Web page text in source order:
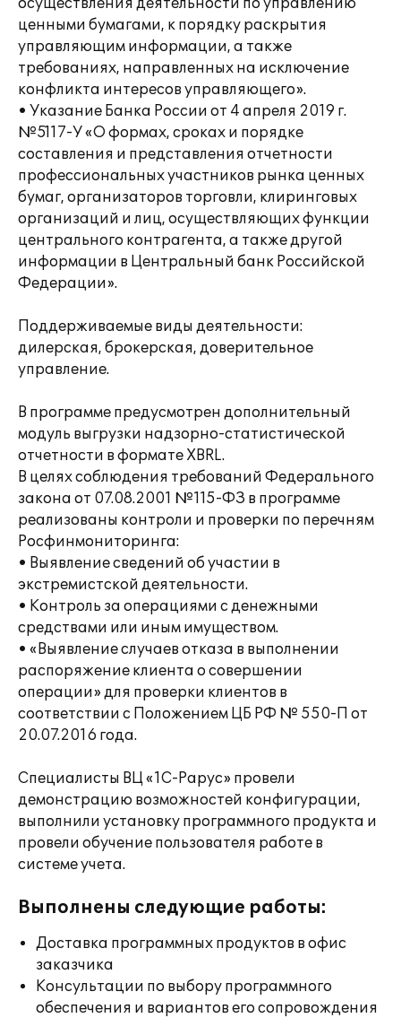
осуществления деятельности по управлению
ценными бумагами, к порядку раскрытия
управляющим информации, а также
требованиях, направленных на исключение
конфликта интересов управляющего».
• Указание Банка России от 4 апреля 2019 г.
№5117-У «О формах, сроках и порядке
составления и представления отчетности
профессиональных участников рынка ценных
бумаг, организаторов торговли, клиринговых
организаций и лиц, осуществляющих функции
центрального контрагента, а также другой
информации в Центральный банк Российской
Федерации».
Поддерживаемые виды деятельности:
дилерская, брокерская, доверительное
управление.
В программе предусмотрен дополнительный
модуль выгрузки надзорно-статистической
отчетности в формате XBRL.
В целях соблюдения требований Федерального
закона от 07.08.2001 №115-ФЗ в программе
реализованы контроли и проверки по перечням
Росфинмониторинга:
• Выявление сведений об участии в
экстремистской деятельности.
• Контроль за операциями с денежными
средствами или иным имуществом.
• «Выявление случаев отказа в выполнении
распоряжение клиента о совершении
операции» для проверки клиентов в
соответствии с Положением ЦБ РФ № 550-П от
20.07.2016 года.
Специалисты ВЦ «1С-Рарус» провели
демонстрацию возможностей конфигурации,
выполнили установку программного продукта и
провели обучение пользователя работе в
системе учета.
Выполнены следующие работы:
Доставка программных продуктов в офис
заказчика
Консультации по выбору программного
обеспечения и вариантов его сопровождения